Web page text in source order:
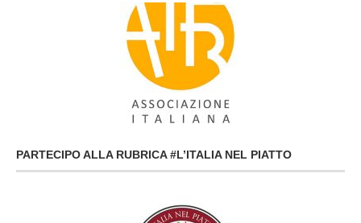
PARTECIPO ALLA RUBRICA #L’ITALIA NEL PIATTO